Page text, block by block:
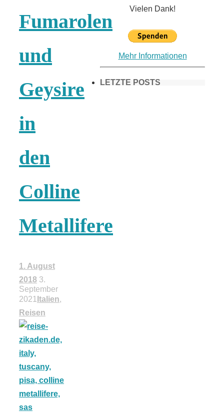
Fumarolen
und
Geysire
in
den
Colline
Metallifere
1. August
2018 3.
September
2021 Italien,
Reisen
Vielen Dank!
Mehr Informationen
LETZTE POSTS